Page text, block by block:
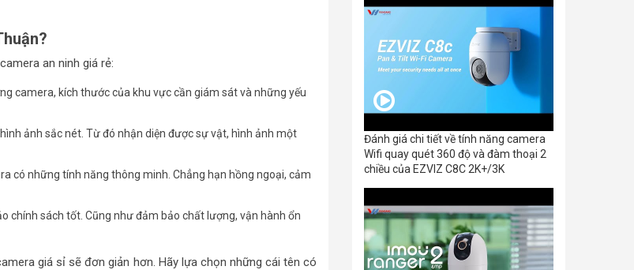
an ninh giá rẻ:
camera, kích thước của khu vực cần giám sát và những yếu
ảnh sắc nét. Từ đó nhận diện được sự vật, hình ảnh một
có những tính năng thông minh. Chẳng hạn hồng ngoại, cảm
chính sách tốt. Cũng như đảm bảo chất lượng, vận hành ổn
giá sỉ sẽ đơn giản hơn. Hãy lựa chọn những cái tên có
Đánh giá chi tiết về tính năng camera
Wifi quay quét 360 độ và đàm thoại 2
chiều của EZVIZ C8C 2K+/3K